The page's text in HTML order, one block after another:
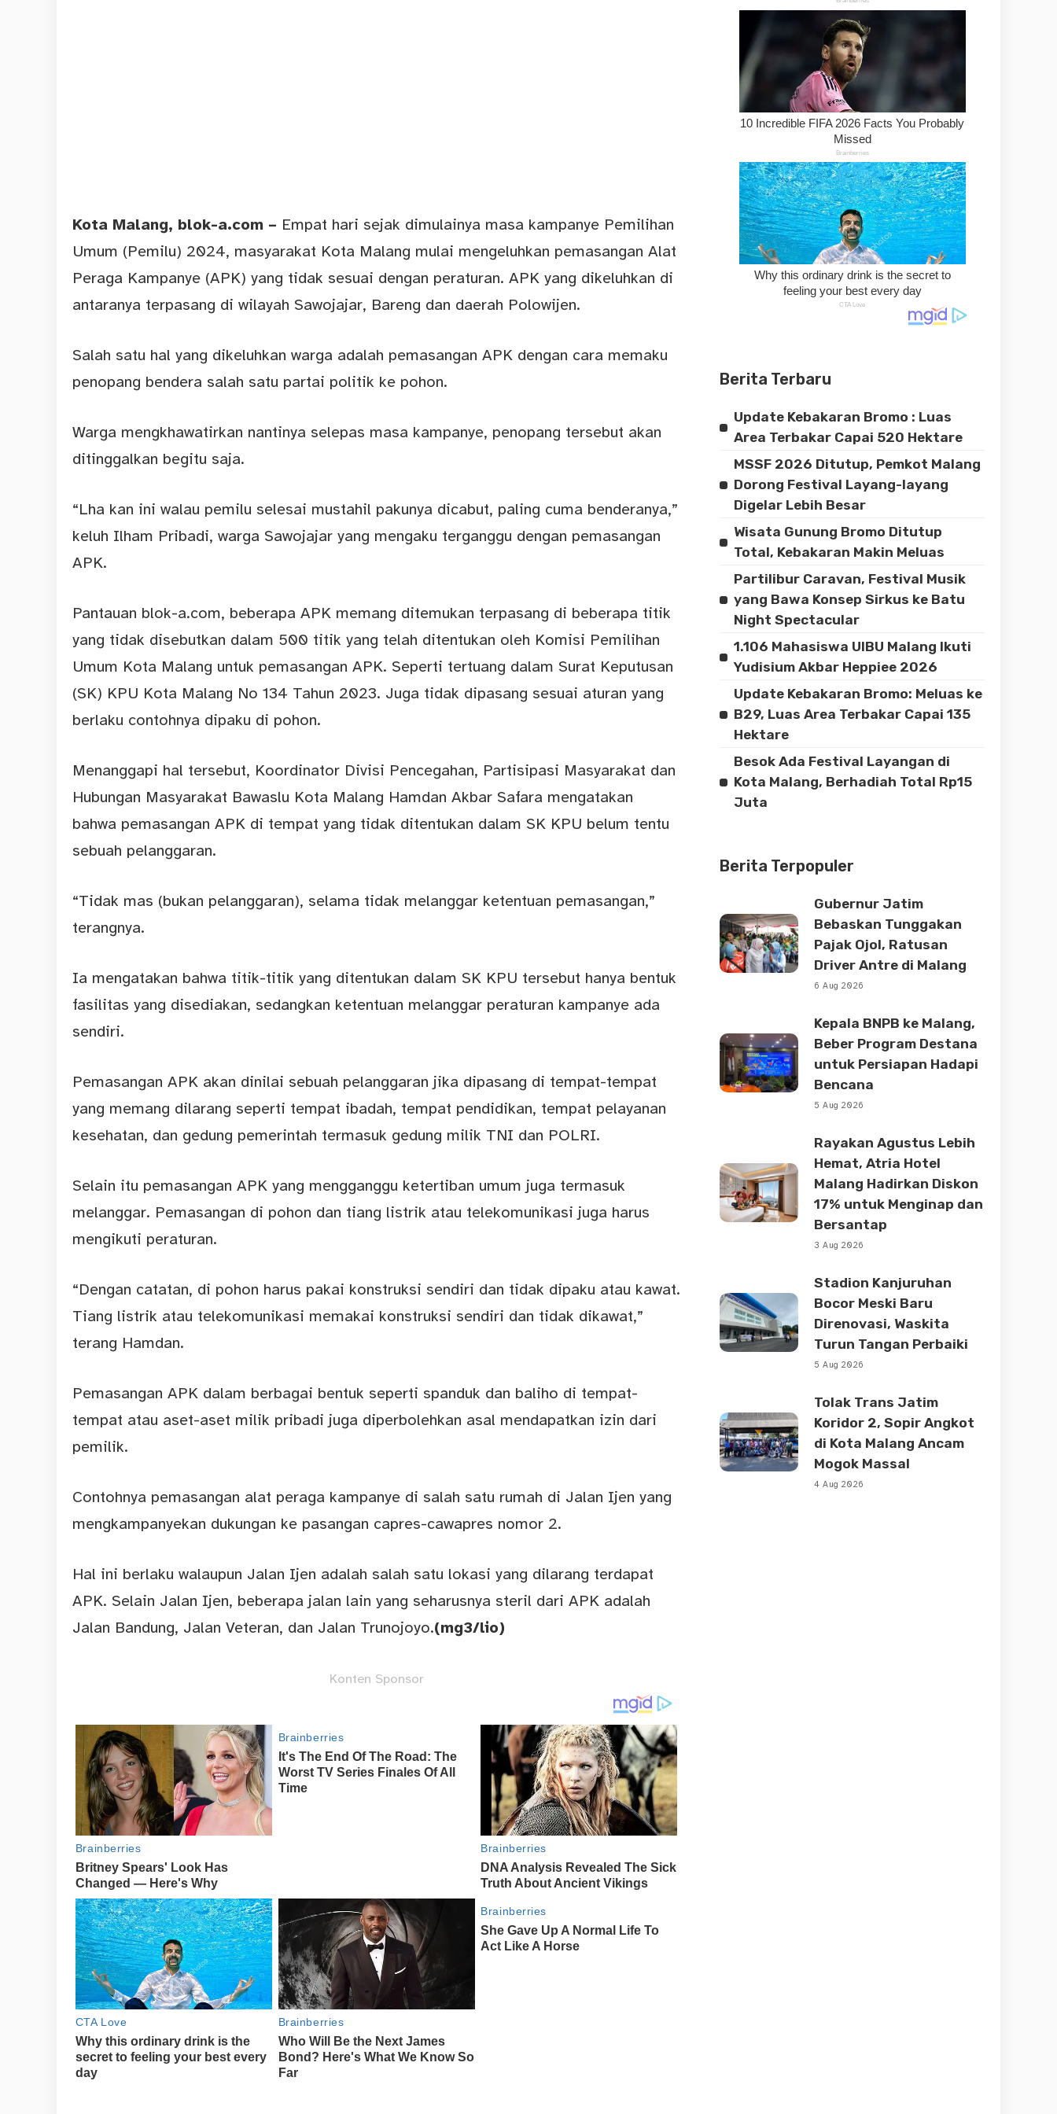
Kota Malang, blok-a.com – Empat hari sejak dimulainya masa kampanye Pemilihan
Umum (Pemilu) 2024, masyarakat Kota Malang mulai mengeluhkan pemasangan Alat
Peraga Kampanye (APK) yang tidak sesuai dengan peraturan. APK yang dikeluhkan di
antaranya terpasang di wilayah Sawojajar, Bareng dan daerah Polowijen.
Salah satu hal yang dikeluhkan warga adalah pemasangan APK dengan cara memaku
penopang bendera salah satu partai politik ke pohon.
Warga mengkhawatirkan nantinya selepas masa kampanye, penopang tersebut akan
ditinggalkan begitu saja.
“Lha kan ini walau pemilu selesai mustahil pakunya dicabut, paling cuma benderanya,”
keluh Ilham Pribadi, warga Sawojajar yang mengaku terganggu dengan pemasangan
APK.
Pantauan blok-a.com, beberapa APK memang ditemukan terpasang di beberapa titik
yang tidak disebutkan dalam 500 titik yang telah ditentukan oleh Komisi Pemilihan
Umum Kota Malang untuk pemasangan APK. Seperti tertuang dalam Surat Keputusan
(SK) KPU Kota Malang No 134 Tahun 2023. Juga tidak dipasang sesuai aturan yang
berlaku contohnya dipaku di pohon.
Menanggapi hal tersebut, Koordinator Divisi Pencegahan, Partisipasi Masyarakat dan
Hubungan Masyarakat Bawaslu Kota Malang Hamdan Akbar Safara mengatakan
bahwa pemasangan APK di tempat yang tidak ditentukan dalam SK KPU belum tentu
sebuah pelanggaran.
“Tidak mas (bukan pelanggaran), selama tidak melanggar ketentuan pemasangan,”
terangnya.
Ia mengatakan bahwa titik-titik yang ditentukan dalam SK KPU tersebut hanya bentuk
fasilitas yang disediakan, sedangkan ketentuan melanggar peraturan kampanye ada
sendiri.
Pemasangan APK akan dinilai sebuah pelanggaran jika dipasang di tempat-tempat
yang memang dilarang seperti tempat ibadah, tempat pendidikan, tempat pelayanan
kesehatan, dan gedung pemerintah termasuk gedung milik TNI dan POLRI.
Selain itu pemasangan APK yang mengganggu ketertiban umum juga termasuk
melanggar. Pemasangan di pohon dan tiang listrik atau telekomunikasi juga harus
mengikuti peraturan.
“Dengan catatan, di pohon harus pakai konstruksi sendiri dan tidak dipaku atau kawat.
Tiang listrik atau telekomunikasi memakai konstruksi sendiri dan tidak dikawat,”
terang Hamdan.
Pemasangan APK dalam berbagai bentuk seperti spanduk dan baliho di tempat-
tempat atau aset-aset milik pribadi juga diperbolehkan asal mendapatkan izin dari
pemilik.
Contohnya pemasangan alat peraga kampanye di salah satu rumah di Jalan Ijen yang
mengkampanyekan dukungan ke pasangan capres-cawapres nomor 2.
Hal ini berlaku walaupun Jalan Ijen adalah salah satu lokasi yang dilarang terdapat
APK. Selain Jalan Ijen, beberapa jalan lain yang seharusnya steril dari APK adalah
Jalan Bandung, Jalan Veteran, dan Jalan Trunojoyo.(mg3/lio)
Konten Sponsor
Berita Terbaru
Update Kebakaran Bromo : Luas
Area Terbakar Capai 520 Hektare
MSSF 2026 Ditutup, Pemkot Malang
Dorong Festival Layang-layang
Digelar Lebih Besar
Wisata Gunung Bromo Ditutup
Total, Kebakaran Makin Meluas
Partilibur Caravan, Festival Musik
yang Bawa Konsep Sirkus ke Batu
Night Spectacular
1.106 Mahasiswa UIBU Malang Ikuti
Yudisium Akbar Heppiee 2026
Update Kebakaran Bromo: Meluas ke
B29, Luas Area Terbakar Capai 135
Hektare
Besok Ada Festival Layangan di
Kota Malang, Berhadiah Total Rp15
Juta
Berita Terpopuler
Gubernur Jatim
Bebaskan Tunggakan
Pajak Ojol, Ratusan
Driver Antre di Malang
6 Aug 2026
Kepala BNPB ke Malang,
Beber Program Destana
untuk Persiapan Hadapi
Bencana
5 Aug 2026
Rayakan Agustus Lebih
Hemat, Atria Hotel
Malang Hadirkan Diskon
17% untuk Menginap dan
Bersantap
3 Aug 2026
Stadion Kanjuruhan
Bocor Meski Baru
Direnovasi, Waskita
Turun Tangan Perbaiki
5 Aug 2026
Tolak Trans Jatim
Koridor 2, Sopir Angkot
di Kota Malang Ancam
Mogok Massal
4 Aug 2026